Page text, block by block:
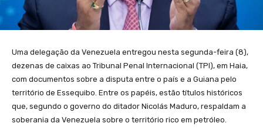
Uma delegação da Venezuela entregou nesta segunda-feira (8),
dezenas de caixas ao Tribunal Penal Internacional (TPI), em Haia,
com documentos sobre a disputa entre o país e a Guiana pelo
território de Essequibo. Entre os papéis, estão títulos históricos
que, segundo o governo do ditador Nicolás Maduro, respaldam a
soberania da Venezuela sobre o território rico em petróleo.